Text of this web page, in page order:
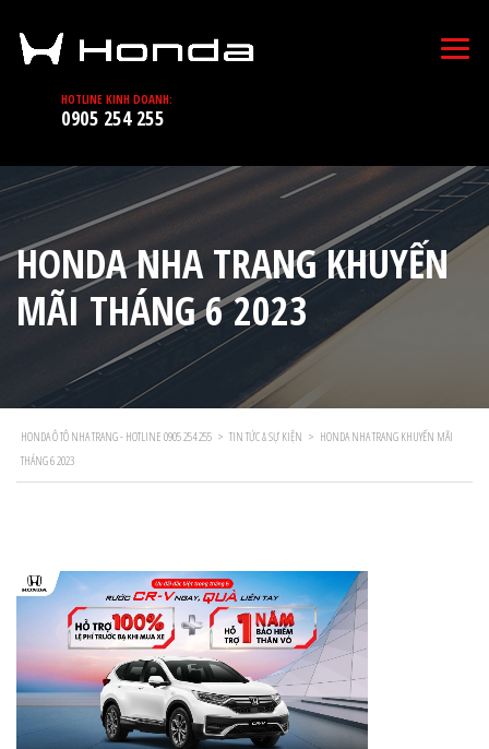
HOTLINE KINH DOANH:
0905 254 255
HONDA NHA TRANG KHUYẾN
MÃI THÁNG 6 2023
HONDA Ô TÔ NHA TRANG - HOTLINE 0905 254 255 > TIN TỨC & SỰ KIỆN > HONDA NHA TRANG KHUYẾN MÃI
THÁNG 6 2023